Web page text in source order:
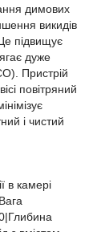
димових
викидів
підвищує
дуже
Пристрій
повітряний
і чистий
в камері